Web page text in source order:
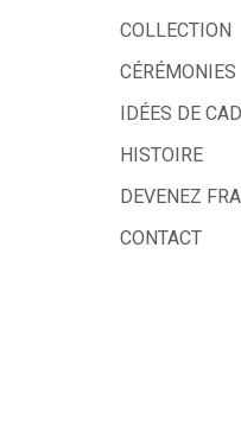
COLLECTION
CÉRÉMONIES
IDÉES DE
HISTOIRE
DEVENEZ
CONTACT